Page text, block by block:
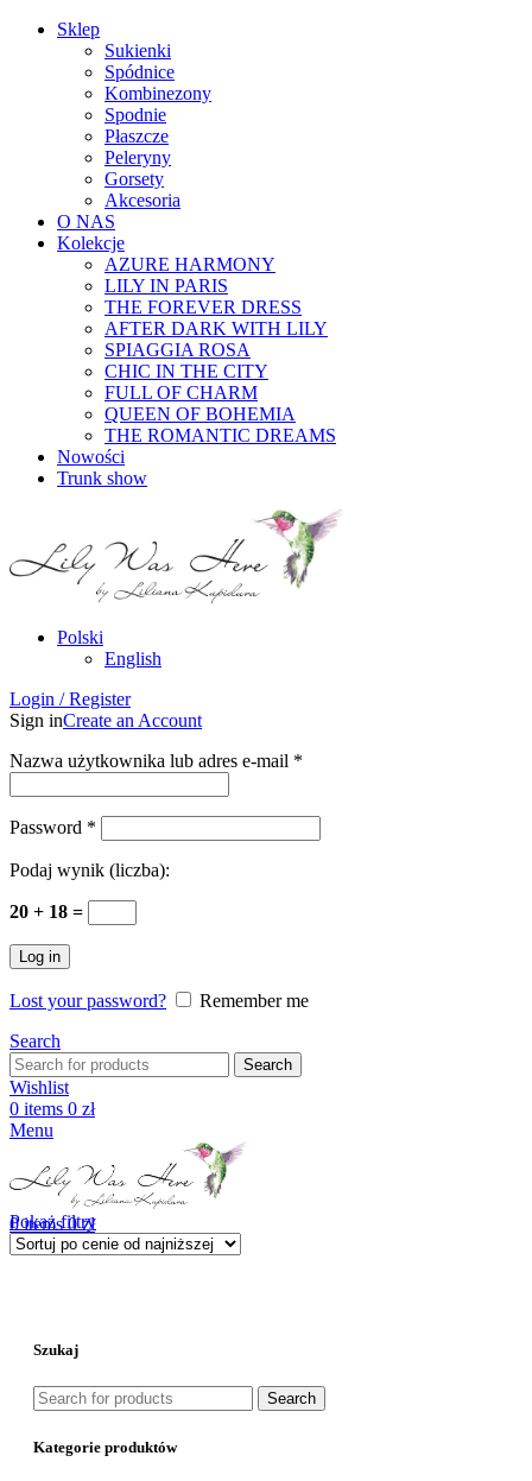
Sklep
Sukienki
Spódnice
Kombinezony
Spodnie
Płaszcze
Peleryny
Gorsety
Akcesoria
O NAS
Kolekcje
AZURE HARMONY
LILY IN PARIS
THE FOREVER DRESS
AFTER DARK WITH LILY
SPIAGGIA ROSA
CHIC IN THE CITY
FULL OF CHARM
QUEEN OF BOHEMIA
THE ROMANTIC DREAMS
Nowości
Trunk show
Polski
English
Login / Register
Sign inCreate an Account
Nazwa użytkownika lub adres e-mail *
Password *
Podaj wynik (liczba):
20 + 18 =
Log in
Lost your password?
Remember me
Search
Search
Wishlist
0 items 0 zł
Menu
0items 0zł
Pokaż filtry
Szukaj
Search
Kategorie produktów